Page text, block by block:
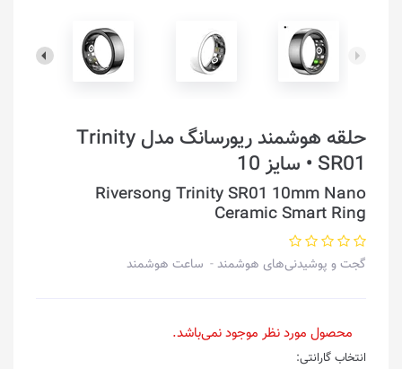
حلقه هوشمند ریورسانگ مدل Trinity
SR01 • سایز 10
Riversong Trinity SR01 10mm Nano
Ceramic Smart Ring
گجت و پوشیدنی‌های هوشمند ساعت هوشمند
محصول مورد نظر موجود نمی‌باشد.
انتخاب گارانتی: